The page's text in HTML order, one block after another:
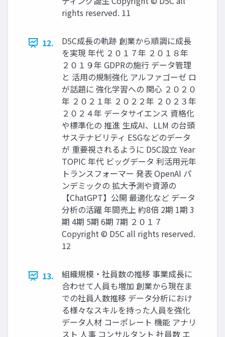
rights reserved. 11
12.
D5C成長の軌跡 創業から順調に成長
を実現 年代 ２０１７年 ２０１８年
２０１９年 GDPRの施行 データ管理
と 活用の規制強化 アルファゴーゼ ロ
が話題に 強化学習への 関心 ２０２０
年 ２０２１年 ２０２２年 ２０２３年
２０２４年 データサイエンス 資格化
や標準化の 推進 生成AI、LLM の台頭
サステナビリティ ESGなどのデータ
が 重要視されるように D5C設立 Year
TOPIC 年代 ビッグデータ 利活用元年
トランスフォーマー 発表 OpenAI パ
ンデミックの 拡大予測や資源の
【ChatGPT】公開 最適化など データ
分析の活躍 年間売上 約8倍 2期 1期 3
期 4期 5期 6期 7期 ２０１７
Copyright © D5C all rights reserved.
12
13.
組織規模・社員数の推移 事業成長に
合わせて人員も増加 創業から現在ま
での社員人数推移 データ分析におけ
る様々なスキルを持った人員を強化
データ人材 コーポレート 機能 アナリ
スト 人事 コンサルタント 社員数 エ